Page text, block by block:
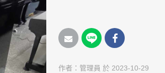
作者： 管理員 於 2023-10-29